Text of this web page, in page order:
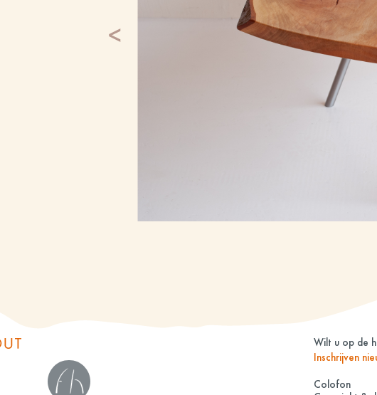
Wilt u op de
Inschrijven
Colofon